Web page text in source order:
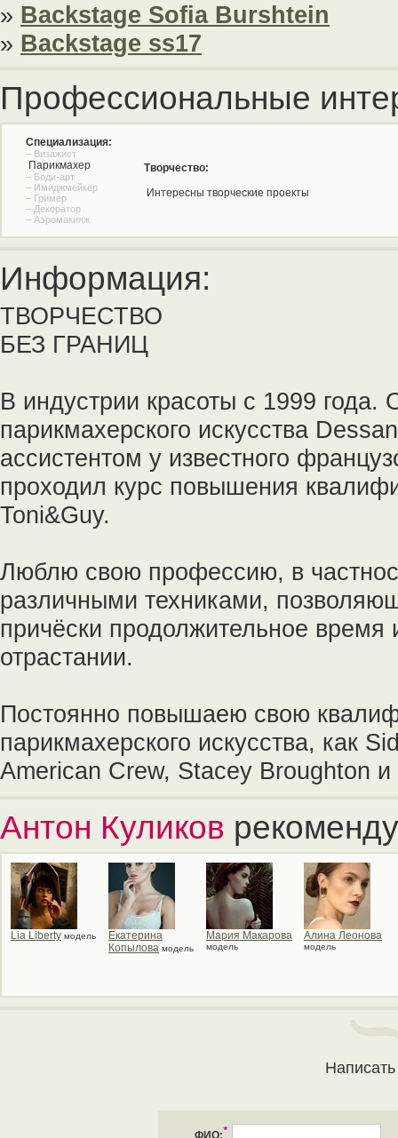
» Backstage Sofia Burshtein
» Backstage ss17
Профессиональные
Специализация:
– Визажист
Парикмахер
– Боди-арт
– Имиджмейкер
– Гример
– Декоратор
– Аэромакияж
Творчество:
Интересны творческие проекты
Информация:
ТВОРЧЕСТВО
БЕЗ ГРАНИЦ
В индустрии красоты с 1999
парикмахерского искусства
ассистентом у известного
проходил курс повышения
Toni&Guy.
Люблю свою профессию, в
различными техниками,
причёски продолжительное
отрастании.
Постоянно повышаею свою
парикмахерского искусства, как
American Crew, Stacey Broughton и
Антон Куликов
Lia Liberty модель
Екатерина
Копылова модель
Мария Макарова
модель
Алина Леонова
модель
*